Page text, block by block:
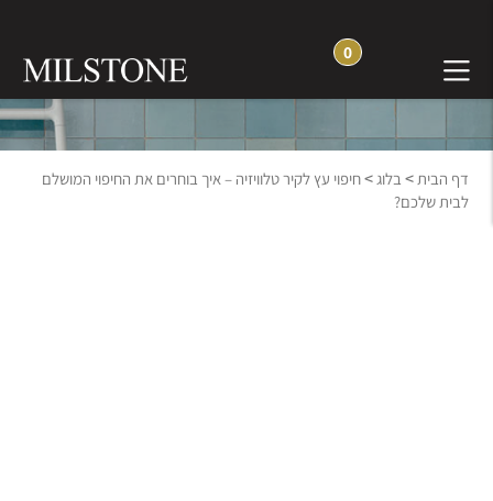
0
בלוג חוויה והשראה
דף הבית> בלוג>חיפוי עץ לקיר טלוויזיה – איך בוחרים את החיפוי המושלם
לבית שלכם?